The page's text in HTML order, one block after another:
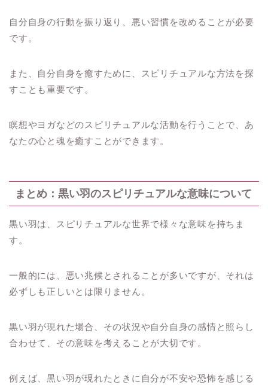
自分自身の行動を振り返り、悪い習慣を改めることが必要
です。
また、自分自身を癒すために、スピリチュアルな方法を探
すことも重要です。
瞑想やヨガなどのスピリチュアルな活動を行うことで、あ
なたの心と魂を癒すことができます。
まとめ：黒い羽のスピリチュアルな意味について
黒い羽は、スピリチュアルな世界で様々な意味を持ちま
す。
一般的には、悪い兆候とされることが多いですが、それは
必ずしも正しいとは限りません。
黒い羽が現れた場合、その状況や自分自身の感情と照らし
合わせて、その意味を考えることが大切です。
例えば、黒い羽が現れたときに自分が不安や恐怖を感じる